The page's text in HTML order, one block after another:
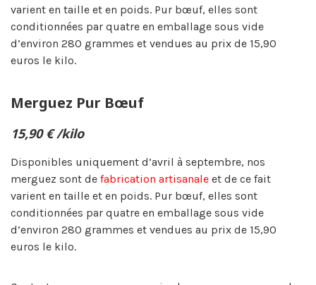
varient en taille et en poids. Pur bœuf, elles sont
conditionnées par quatre en emballage sous vide
d’environ 280 grammes et vendues au prix de 15,90
euros le kilo.
Merguez Pur Bœuf
15,90 € /kilo
Disponibles uniquement d’avril à septembre, nos
merguez sont de fabrication artisanale et de ce fait
varient en taille et en poids. Pur bœuf, elles sont
conditionnées par quatre en emballage sous vide
d’environ 280 grammes et vendues au prix de 15,90
euros le kilo.